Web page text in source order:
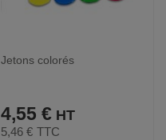
Jetons colorés
4,55 €
5,46 € TTC